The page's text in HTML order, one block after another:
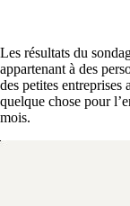
Les résultats du
appartenant à des
des petites entreprises
quelque chose pour
mois.